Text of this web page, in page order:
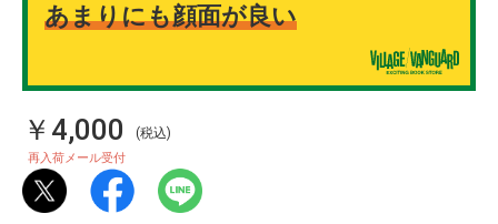
あまりにも顔面が良い
￥4,000 (税込)
再入荷メール受付